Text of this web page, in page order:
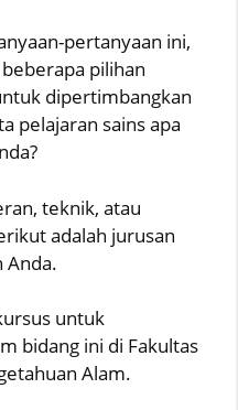
pertanyaan ini,
pilihan
dipertimbangkan
pelajaran sains apa
teknik, atau
adalah jurusan
Anda.
untuk
bidang ini di Fakultas
Alam.